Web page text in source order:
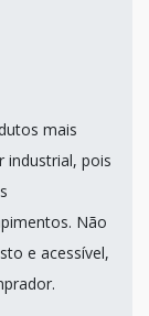
mais
industrial, pois
Não
e acessível,